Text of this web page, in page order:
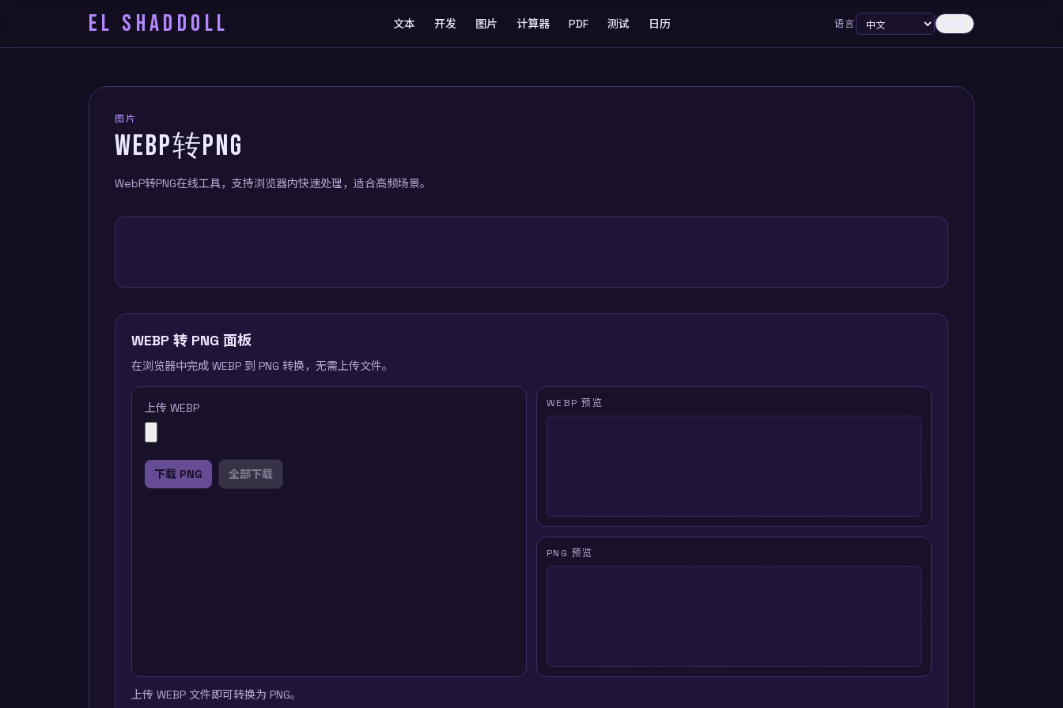
EL SHADDOLL 文本 开发 图片 计算器 PDF 测试 日历 语言
图片
WEBP转PNG
WebP转PNG在线工具，支持浏览器内快速处理，适合高频场景。
WEBP 转 PNG 面板
在浏览器中完成 WEBP 到 PNG 转换，无需上传文件。
上传 WEBP
下载 PNG 全部下载
WEBP 预览
PNG 预览
上传 WEBP 文件即可转换为 PNG。